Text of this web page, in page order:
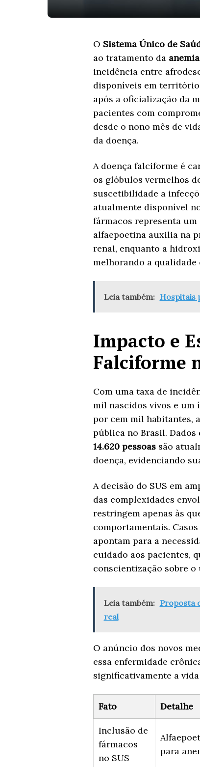
O Sistema Único de
ao tratamento da
incidência entre
disponíveis em território
após a oficialização da
pacientes com
desde o nono mês de
da doença.
A doença falciforme é
os glóbulos vermelhos
suscetibilidade a
atualmente disponível
fármacos representa
alfaepoetina auxilia na
renal, enquanto a
melhorando a qualidade
Leia também: Hospitais
Impacto e
Falciforme
Com uma taxa de
mil nascidos vivos e um
por cem mil habitantes,
pública no Brasil.
14.620 pessoassão
doença, evidenciando
A decisão do SUS em
das complexidades
restringem apenas às
comportamentais.
apontam para a
cuidado aos pacientes,
conscientização sobre o
Leia também: Proposta
real
O anúncio dos novos
essa enfermidade
significativamente a
Fato Detalhe
Inclusão de
fármacos
no SUS
para